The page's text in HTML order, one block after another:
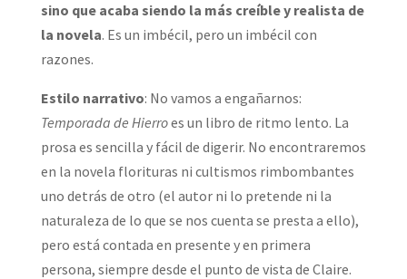
sino que acaba siendo la más creíble y realista de
la novela. Es un imbécil, pero un imbécil con
razones.
Estilo narrativo: No vamos a engañarnos:
Temporada de Hierroes un libro de ritmo lento. La
prosa es sencilla y fácil de digerir. No encontraremos
en la novela florituras ni cultismos rimbombantes
uno detrás de otro (el autor ni lo pretende ni la
naturaleza de lo que se nos cuenta se presta a ello),
pero está contada en presente y en primera
persona, siempre desde el punto de vista de Claire.